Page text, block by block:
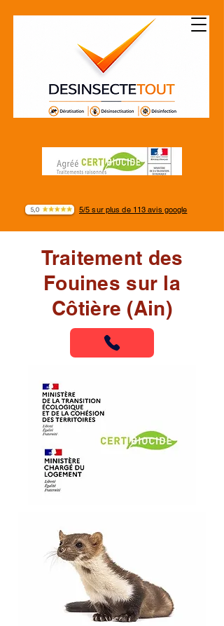
5/5 sur plus de 113 avis google
Traitement des
Fouines sur la
Côtière (Ain)